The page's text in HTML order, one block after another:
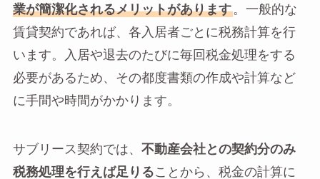
業が簡潔化されるメリットがあります。一般的な
賃貸契約であれば、各入居者ごとに税務計算を行
います。入居や退去のたびに毎回税金処理をする
必要があるため、その都度書類の作成や計算など
に手間や時間がかかります。
サブリース契約では、 不動産会社との契約分のみ
税務処理を行えば足りることから、税金の計算に